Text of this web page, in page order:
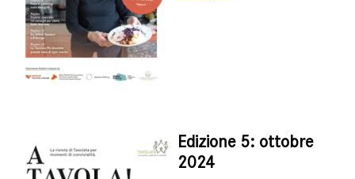
Edizione 5: ottobre
2024